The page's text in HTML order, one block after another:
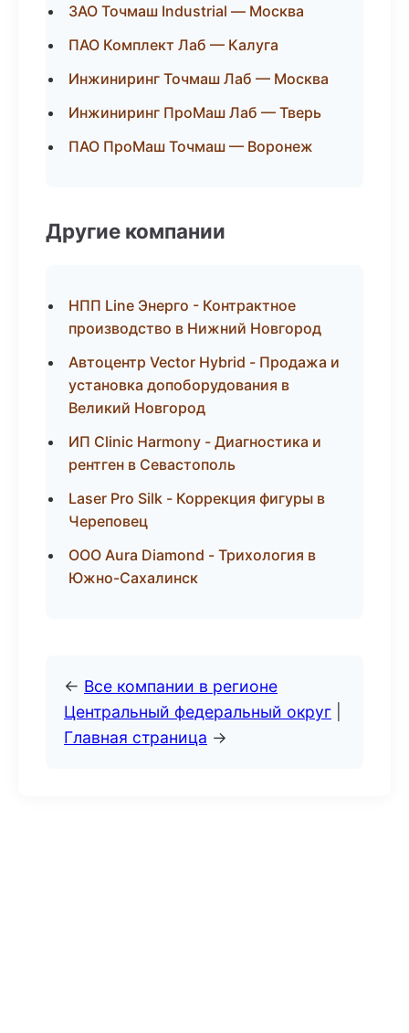
ЗАО Точмаш Industrial — Москва
ПАО Комплект Лаб — Калуга
Инжиниринг Точмаш Лаб — Москва
Инжиниринг ПроМаш Лаб — Тверь
ПАО ПроМаш Точмаш — Воронеж
Другие компании
НПП Line Энерго - Контрактное
производство в Нижний Новгород
Автоцентр Vector Hybrid - Продажа и
установка допоборудования в
Великий Новгород
ИП Clinic Harmony - Диагностика и
рентген в Севастополь
Laser Pro Silk - Коррекция фигуры в
Череповец
ООО Aura Diamond - Трихология в
Южно-Сахалинск
← Все компании в регионе
Центральный федеральный округ
Главная страница →